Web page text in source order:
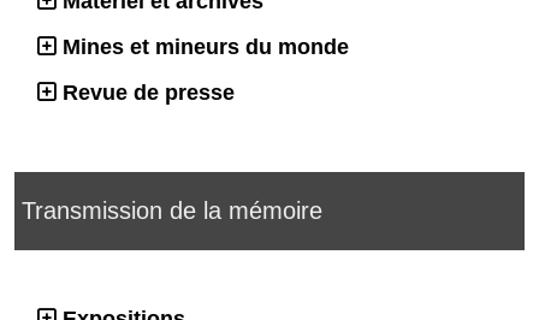
Mines et mineurs du monde
Revue de presse
Transmission de la mémoire